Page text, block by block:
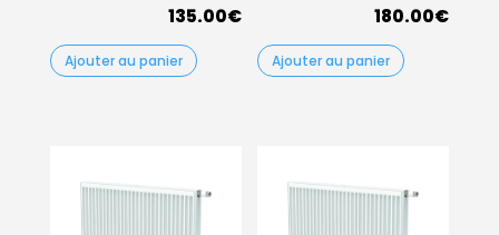
135.00€
Ajouter au panier
180.00€
Ajouter au panier